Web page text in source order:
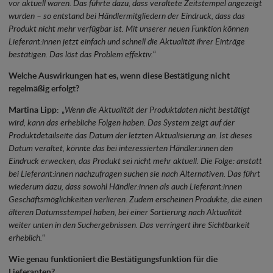
vor aktuell waren. Das führte dazu, dass veraltete Zeitstempel angezeigt
wurden – so entstand bei Händlermitgliedern der Eindruck, dass das
Produkt nicht mehr verfügbar ist. Mit unserer neuen Funktion können
Lieferant:innen jetzt einfach und schnell die Aktualität ihrer Einträge
bestätigen. Das löst das Problem effektiv.“
Welche Auswirkungen hat es, wenn diese Bestätigung nicht
regelmäßig erfolgt?
Martina Lipp: „Wenn die Aktualität der Produktdaten nicht bestätigt
wird, kann das erhebliche Folgen haben. Das System zeigt auf der
Produktdetailseite das Datum der letzten Aktualisierung an. Ist dieses
Datum veraltet, könnte das bei interessierten Händler:innen den
Eindruck erwecken, das Produkt sei nicht mehr aktuell. Die Folge: anstatt
bei Lieferant:innen nachzufragen suchen sie nach Alternativen. Das führt
wiederum dazu, dass sowohl Händler:innen als auch Lieferant:innen
Geschäftsmöglichkeiten verlieren. Zudem erscheinen Produkte, die einen
älteren Datumsstempel haben, bei einer Sortierung nach Aktualität
weiter unten in den Suchergebnissen. Das verringert ihre Sichtbarkeit
erheblich.“
Wie genau funktioniert die Bestätigungsfunktion für die